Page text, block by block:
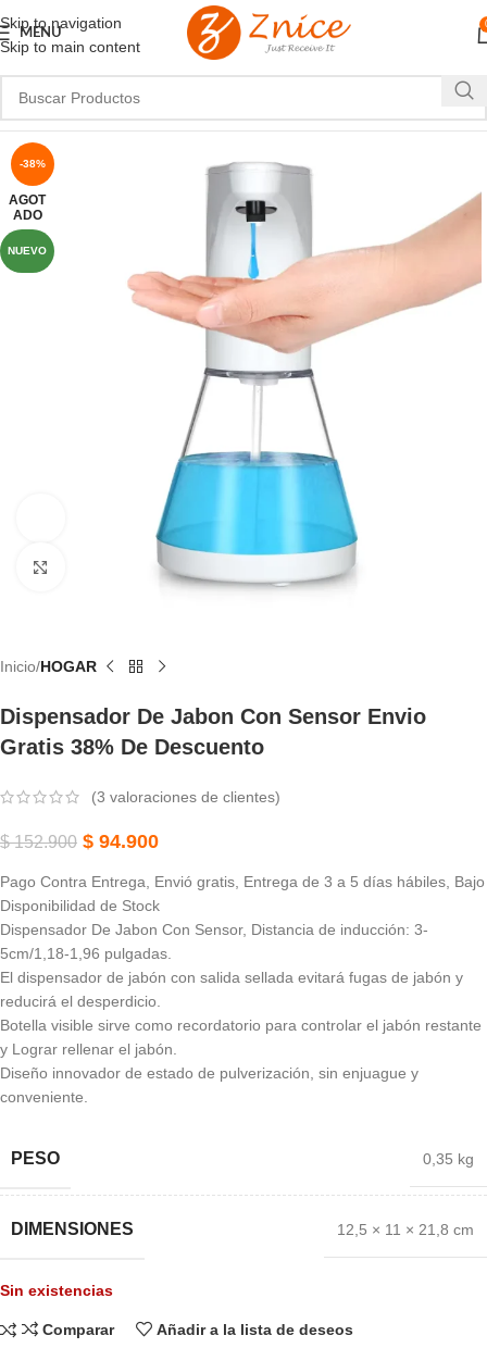
Skip to navigation
Skip to main content
MENU
-38%
AGOT
ADO
NUEVO
Haga Clic Para Ampliar
Inicio HOGAR
Dispensador De Jabon Con Sensor Envio
Gratis 38% De Descuento
(3 valoraciones de clientes)
$152.900 $ 94.900
Pago Contra Entrega, Envió gratis, Entrega de 3 a 5 días hábiles, Bajo
Disponibilidad de Stock
Dispensador De Jabon Con Sensor, Distancia de inducción: 3-
5cm/1,18-1,96 pulgadas.
El dispensador de jabón con salida sellada evitará fugas de jabón y
reducirá el desperdicio.
Botella visible sirve como recordatorio para controlar el jabón restante
y Lograr rellenar el jabón.
Diseño innovador de estado de pulverización, sin enjuague y
conveniente.
PESO 0,35 kg
DIMENSIONES 12,5 × 11 × 21,8 cm
Sin existencias
Comparar Añadir a la lista de deseos